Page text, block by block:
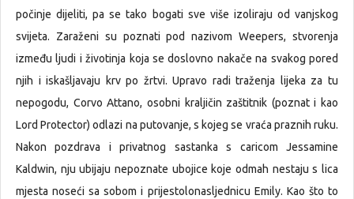
počinje dijeliti, pa se tako bogati sve više izoliraju od vanjskog
svijeta. Zaraženi su poznati pod nazivom Weepers, stvorenja
između ljudi i životinja koja se doslovno nakače na svakog pored
njih i iskašljavaju krv po žrtvi. Upravo radi traženja lijeka za tu
nepogodu, Corvo Attano, osobni kraljičin zaštitnik (poznat i kao
Lord Protector) odlazi na putovanje, s kojeg se vraća praznih ruku.
Nakon pozdrava i privatnog sastanka s caricom Jessamine
Kaldwin, nju ubijaju nepoznate ubojice koje odmah nestaju s lica
mjesta noseći sa sobom i prijestolonasljednicu Emily. Kao što to